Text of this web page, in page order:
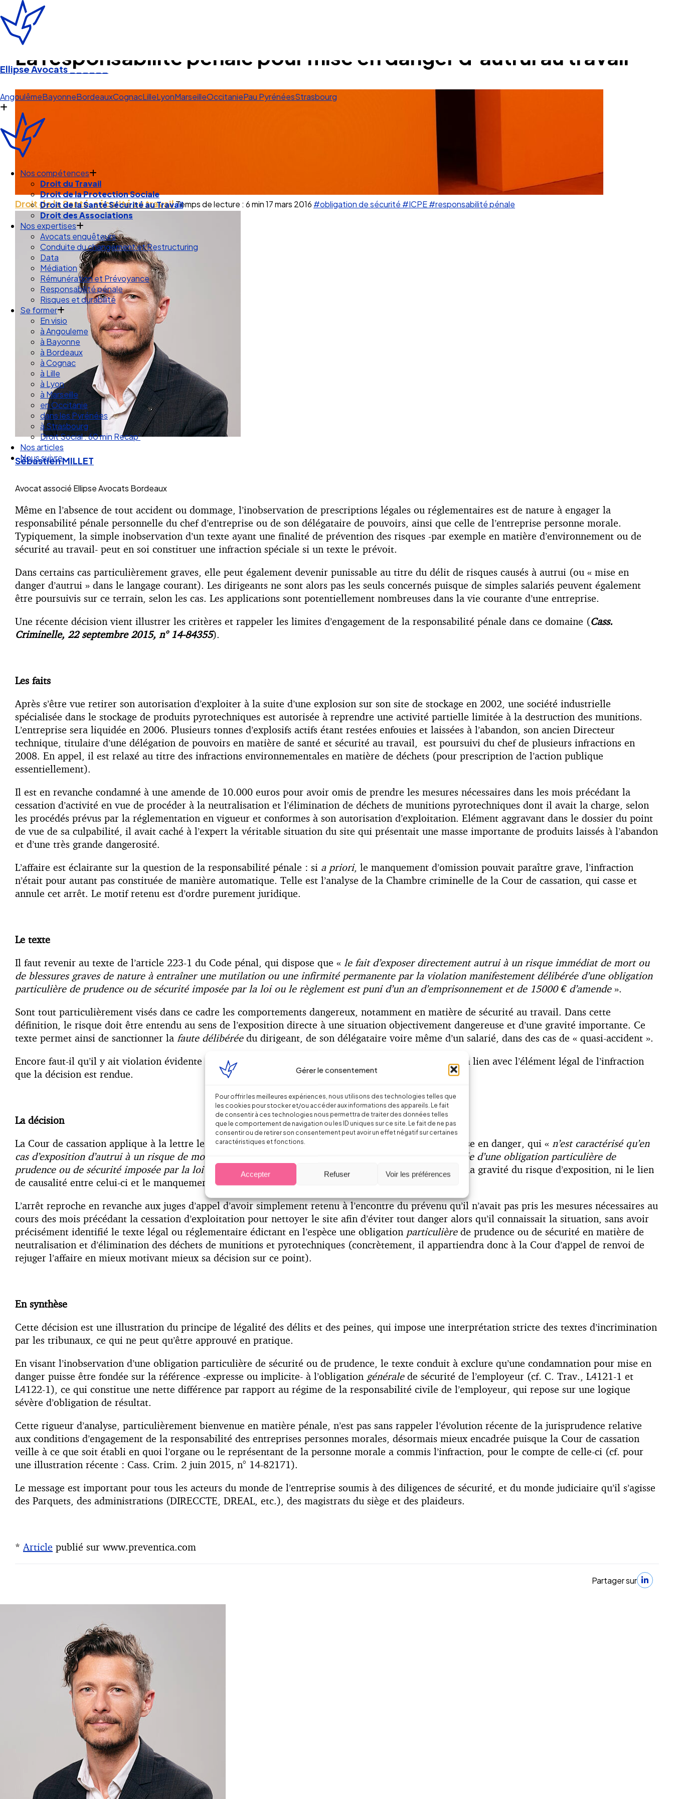
Gérer le consentement
Pour offrir les meilleures expériences, nous utilisons des technologies telles que
les cookies pour stocker et/ou accéder aux informations des appareils. Le fait
de consentir à ces technologies nous permettra de traiter des données telles
que le comportement de navigation ou les ID uniques sur ce site. Le fait de ne pas
consentir ou de retirer son consentement peut avoir un effet négatif sur certaines
caractéristiques et fonctions.
Accepter Refuser Voir les préférences
Ellipse Avocats ______
Lille
Angoulême
Nos compétences
Droit du Travail
Droit de la Protection Sociale
Droit de la Santé Sécurité au Travail
Droit des Associations
Nos expertises
Avocats enquêteurs
Conduite du changement et Restructuring
Data
Médiation
Rémunération et Prévoyance
Responsabilité pénale
Risques et durabilité
Se former
En visio
à Angouleme
à Bayonne
à Bordeaux
à Cognac
à Lille
à Lyon
à Marseille
en Occitanie
dans les Pyrénées
à Strasbourg
Droit Social : 60 min Recap’
Nos articles
Nous suivre
La responsabilité pénale pour mise en danger d’autrui au travail
Droit de la Santé, sécurité au travailTemps de lecture : 6 min17 mars 2016 #obligation de sécurité #ICPE#responsabilité pénale
Sébastien MILLET
Avocat associé Ellipse Avocats Bordeaux
Même en l’absence de tout accident ou dommage, l’inobservation de prescriptions légales ou réglementaires est de nature à engager la
responsabilité pénale personnelle du chef d’entreprise ou de son délégataire de pouvoirs, ainsi que celle de l’entreprise personne morale.
Typiquement, la simple inobservation d’un texte ayant une finalité de prévention des risques -par exemple en matière d’environnement ou de
sécurité au travail- peut en soi constituer une infraction spéciale si un texte le prévoit.
Dans certains cas particulièrement graves, elle peut également devenir punissable au titre du délit de risques causés à autrui (ou « mise en
danger d’autrui » dans le langage courant). Les dirigeants ne sont alors pas les seuls concernés puisque de simples salariés peuvent également
être poursuivis sur ce terrain, selon les cas. Les applications sont potentiellement nombreuses dans la vie courante d’une entreprise.
Une récente décision vient illustrer les critères et rappeler les limites d’engagement de la responsabilité pénale dans ce domaine (Cass.
Criminelle, 22 septembre 2015, n° 14-84355).
Les faits
Après s’être vue retirer son autorisation d’exploiter à la suite d’une explosion sur son site de stockage en 2002, une société industrielle
spécialisée dans le stockage de produits pyrotechniques est autorisée à reprendre une activité partielle limitée à la destruction des munitions.
L’entreprise sera liquidée en 2006. Plusieurs tonnes d’explosifs actifs étant restées enfouies et laissées à l’abandon, son ancien Directeur
technique, titulaire d’une délégation de pouvoirs en matière de santé et sécurité au travail, est poursuivi du chef de plusieurs infractions en
2008. En appel, il est relaxé au titre des infractions environnementales en matière de déchets (pour prescription de l’action publique
essentiellement).
Il est en revanche condamné à une amende de 10.000 euros pour avoir omis de prendre les mesures nécessaires dans les mois précédant la
cessation d’activité en vue de procéder à la neutralisation et l’élimination de déchets de munitions pyrotechniques dont il avait la charge, selon
les procédés prévus par la réglementation en vigueur et conformes à son autorisation d’exploitation. Elément aggravant dans le dossier du point
de vue de sa culpabilité, il avait caché à l’expert la véritable situation du site qui présentait une masse importante de produits laissés à l’abandon
et d’une très grande dangerosité.
L’affaire est éclairante sur la question de la responsabilité pénale : si a priori, le manquement d’omission pouvait paraître grave, l’infraction
n’était pour autant pas constituée de manière automatique. Telle est l’analyse de la Chambre criminelle de la Cour de cassation, qui casse et
annule cet arrêt. Le motif retenu est d’ordre purement juridique.
Le texte
Il faut revenir au texte de l’article 223-1 du Code pénal, qui dispose que « le fait d’exposer directement autrui à un risque immédiat de mort ou
de blessures graves de nature à entraîner une mutilation ou une infirmité permanente par la violation manifestement délibérée d’une obligation
particulière de prudence ou de sécurité imposée par la loi ou le règlement est puni d’un an d’emprisonnement et de 15000 € d’amende».
Sont tout particulièrement visés dans ce cadre les comportements dangereux, notamment en matière de sécurité au travail. Dans cette
définition, le risque doit être entendu au sens de l’exposition directe à une situation objectivement dangereuse et d’une gravité importante. Ce
texte permet ainsi de sanctionner la faute délibéréedu dirigeant, de son délégataire voire même d’un salarié, dans des cas de « quasi-accident ».
Encore faut-il qu’il y ait violation évidente d’une prescription textuelle spéciale, et c’est sur ce point en lien avec l’élément légal de l’infraction
que la décision est rendue.
La décision
La Cour de cassation applique à la lettre le texte en énonçant que le caractère restrictif du délit de mise en danger, qui « n’est caractérisé qu’en
cas d’exposition d’autrui à un risque de mort ou de blessures par une violation manifestement délibérée d’une obligation particulière de
prudence ou de sécurité imposée par la loi ou le règlement ».
Il n’était pas ici question d’apprécier ici la gravité du risque d’exposition, ni le lien
de causalité entre celui-ci et le manquement, ni même l’élément intentionnel de l’infraction.
L’arrêt reproche en revanche aux juges d’appel d’avoir simplement retenu à l’encontre du prévenu qu’il n’avait pas pris les mesures nécessaires au
cours des mois précédant la cessation d’exploitation pour nettoyer le site afin d’éviter tout danger alors qu’il connaissait la situation, sans avoir
précisément identifié le texte légal ou réglementaire édictant en l’espèce une obligation particulièrede prudence ou de sécurité en matière de
neutralisation et d’élimination des déchets de munitions et pyrotechniques (concrètement, il appartiendra donc à la Cour d’appel de renvoi de
rejuger l’affaire en mieux motivant mieux sa décision sur ce point).
En synthèse
Cette décision est une illustration du principe de légalité des délits et des peines, qui impose une interprétation stricte des textes d’incrimination
par les tribunaux, ce qui ne peut qu’être approuvé en pratique.
En visant l’inobservation d’une obligation particulière de sécurité ou de prudence, le texte conduit à exclure qu’une condamnation pour mise en
danger puisse être fondée sur la référence -expresse ou implicite- à l’obligation généralede sécurité de l’employeur (cf. C. Trav., L4121-1 et
L4122-1), ce qui constitue une nette différence par rapport au régime de la responsabilité civile de l’employeur, qui repose sur une logique
sévère d’obligation de résultat.
Cette rigueur d’analyse, particulièrement bienvenue en matière pénale, n’est pas sans rappeler l’évolution récente de la jurisprudence relative
aux conditions d’engagement de la responsabilité des entreprises personnes morales, désormais mieux encadrée puisque la Cour de cassation
veille à ce que soit établi en quoi l’organe ou le représentant de la personne morale a commis l’infraction, pour le compte de celle-ci (cf. pour
une illustration récente : Cass. Crim. 2 juin 2015, n° 14-82171).
Le message est important pour tous les acteurs du monde de l’entreprise soumis à des diligences de sécurité, et du monde judiciaire qu’il s’agisse
des Parquets, des administrations (DIRECCTE, DREAL, etc.), des magistrats du siège et des plaideurs.
*Article publié sur www.preventica.com
Partager sur